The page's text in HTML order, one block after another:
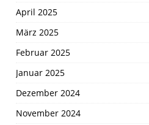
April 2025
März 2025
Februar 2025
Januar 2025
Dezember 2024
November 2024